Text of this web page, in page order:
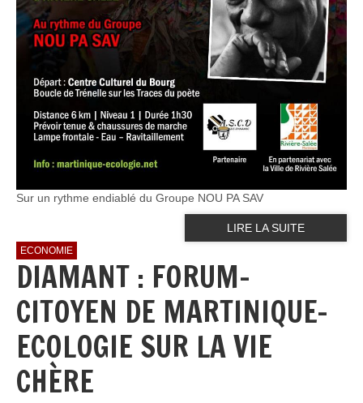
Sur un rythme endiablé du Groupe NOU PA SAV
LIRE LA SUITE
ECONOMIE
DIAMANT : FORUM-
CITOYEN DE MARTINIQUE-
ECOLOGIE SUR LA VIE
CHÈRE